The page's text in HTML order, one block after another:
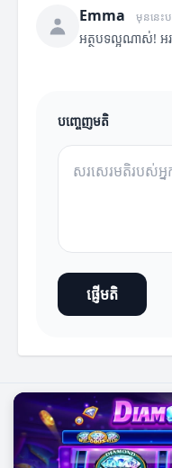
Emma មុននេះប
អត្ថបទល្អណាស់! អ
បញ្ចេញមតិ
ផ្ញើមតិ